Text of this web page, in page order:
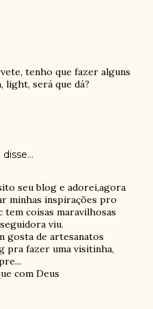
tenho que fazer alguns
light, será que dá?
disse…
seu blog e adorei,agora
minhas inspirações pro
tem coisas maravilhosas
viu.
gosta de artesanatos
pra fazer uma visitinha,
com Deus